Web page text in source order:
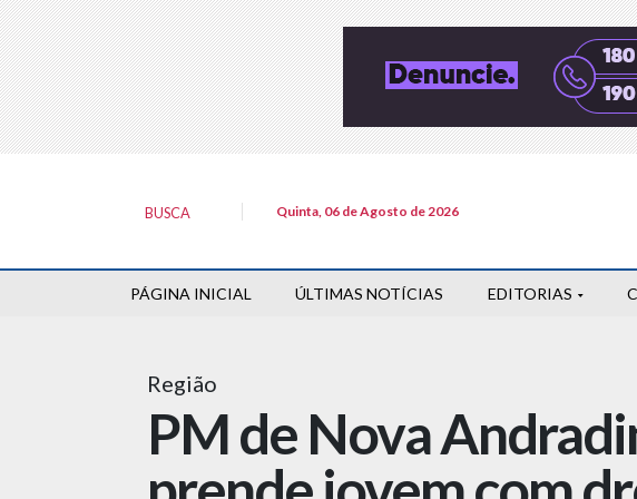
BUSCA Quinta, 06 de Agosto de 2026
PÁGINA INICIAL ÚLTIMAS NOTÍCIAS EDITORIAS
Região
PM de Nova